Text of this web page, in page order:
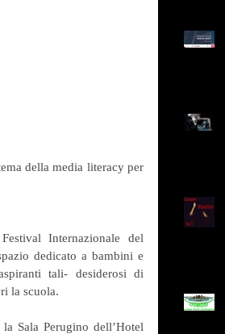
della media literacy per
Internazionale del
dedicato a bambini e
tali- desiderosi di
la scuola.
Sala Perugino dell’Hotel